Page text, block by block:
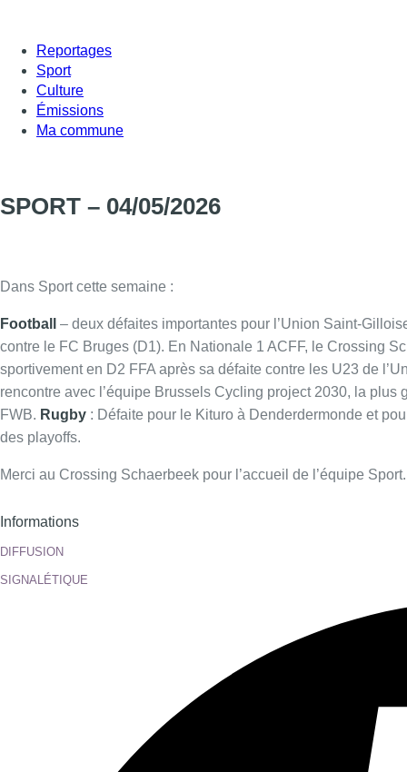
Reportages
Sport
Culture
Émissions
Ma commune
SPORT – 04/05/2026
Dans Sport cette semaine :
Football
– deux défaites importantes pour l’Union Saint-
contre le FC Bruges (D1). En Nationale 1 ACFF, le Crossing
sportivement en D2 FFA après sa défaite contre les U23 de
rencontre avec l’équipe Brussels Cycling project 2030, la plus
FWB. Rugby : Défaite pour le Kituro à Denderdermonde et
des playoffs.
Merci au Crossing Schaerbeek pour l’accueil de l’équipe Sport.
Informations
DIFFUSION
SIGNALÉTIQUE